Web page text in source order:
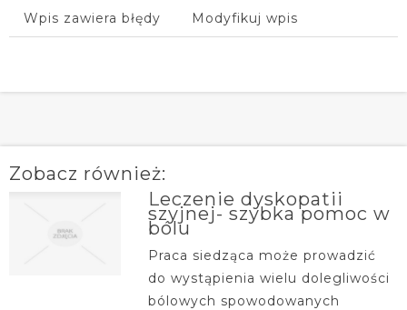
Wpis zawiera błędy Modyfikuj wpis
Zobacz również:
Leczenie dyskopatii
szyjnej- szybka pomoc w
bólu
Praca siedząca może prowadzić
do wystąpienia wielu dolegliwości
bólowych spowodowanych